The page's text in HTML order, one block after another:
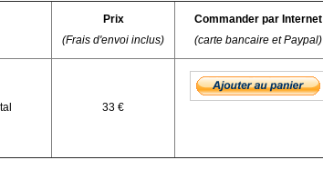
Prix
(Frais d'envoi inclus)
Commander par Internet
(carte bancaire et Paypal)
33 €